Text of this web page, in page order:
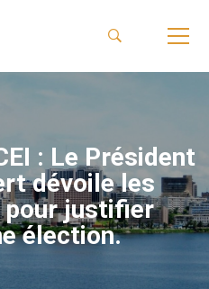
: Le Président
dévoile les
justifier
élection.